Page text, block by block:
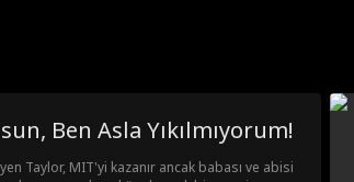
Ben Asla Yıkılmıyorum!
Taylor, MIT'yi kazanır ancak babası ve abisi